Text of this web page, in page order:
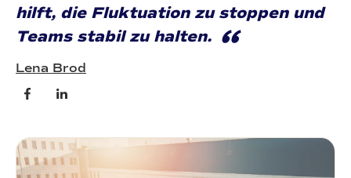
hilft, die Fluktuation zu stoppen und
Teams stabil zu halten. “
Lena Brod